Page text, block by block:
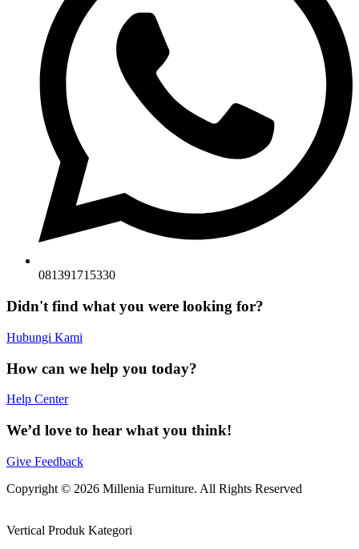
081391715330
Didn't find what you were looking for?
Hubungi Kami
How can we help you today?
Help Center
We’d love to hear what you think!
Give Feedback
Copyright © 2026 Millenia Furniture. All Rights Reserved
Vertical Produk Kategori